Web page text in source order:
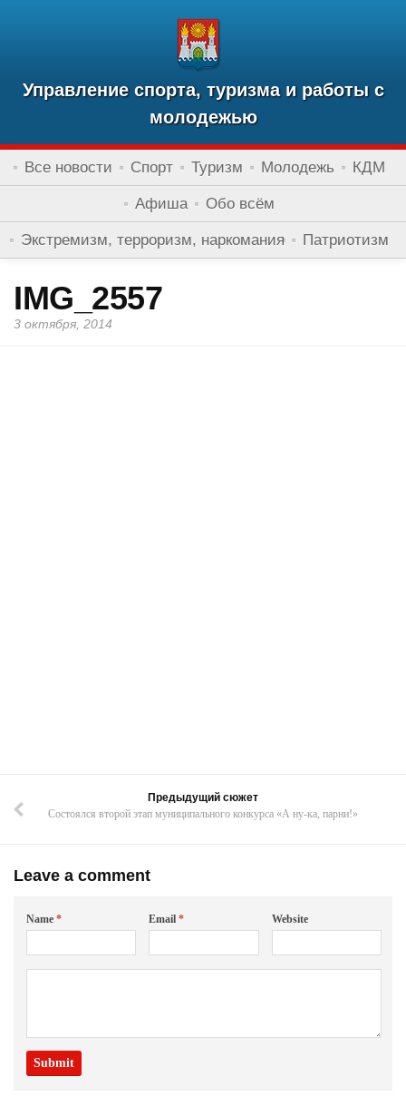
Управление спорта, туризма и работы с
молодежью
Все новости Спорт Туризм Молодежь КДМ
Афиша Обо всём
Экстремизм, терроризм, наркомания Патриотизм
IMG_2557
3 октября, 2014
Предыдущий сюжет
Состоялся второй этап муниципального конкурса «А ну-ка, парни!»
Leave a comment
Name * Email* Website